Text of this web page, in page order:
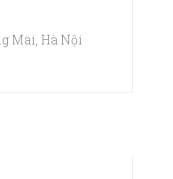
Mai, Hà Nội